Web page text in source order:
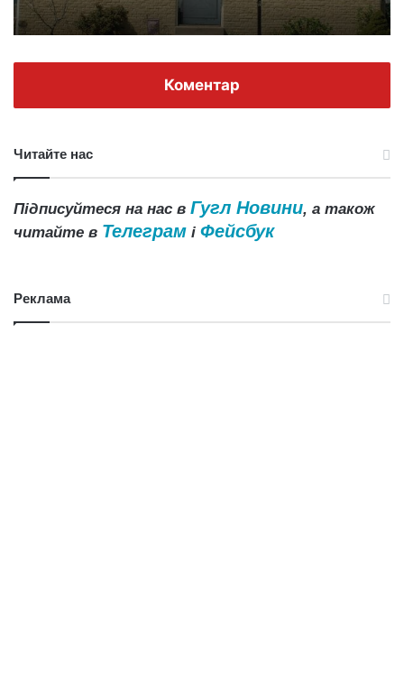
Коментар
Читайте нас
Підписуйтеся на нас в Гугл Новини, а також
читайте в Телеграм і Фейсбук
Реклама